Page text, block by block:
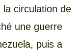
circulation de
une guerre
puis a